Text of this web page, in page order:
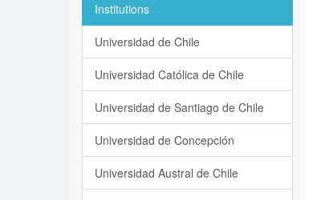
Institutions
Universidad de Chile
Universidad Católica de Chile
Universidad de Santiago de Chile
Universidad de Concepción
Universidad Austral de Chile